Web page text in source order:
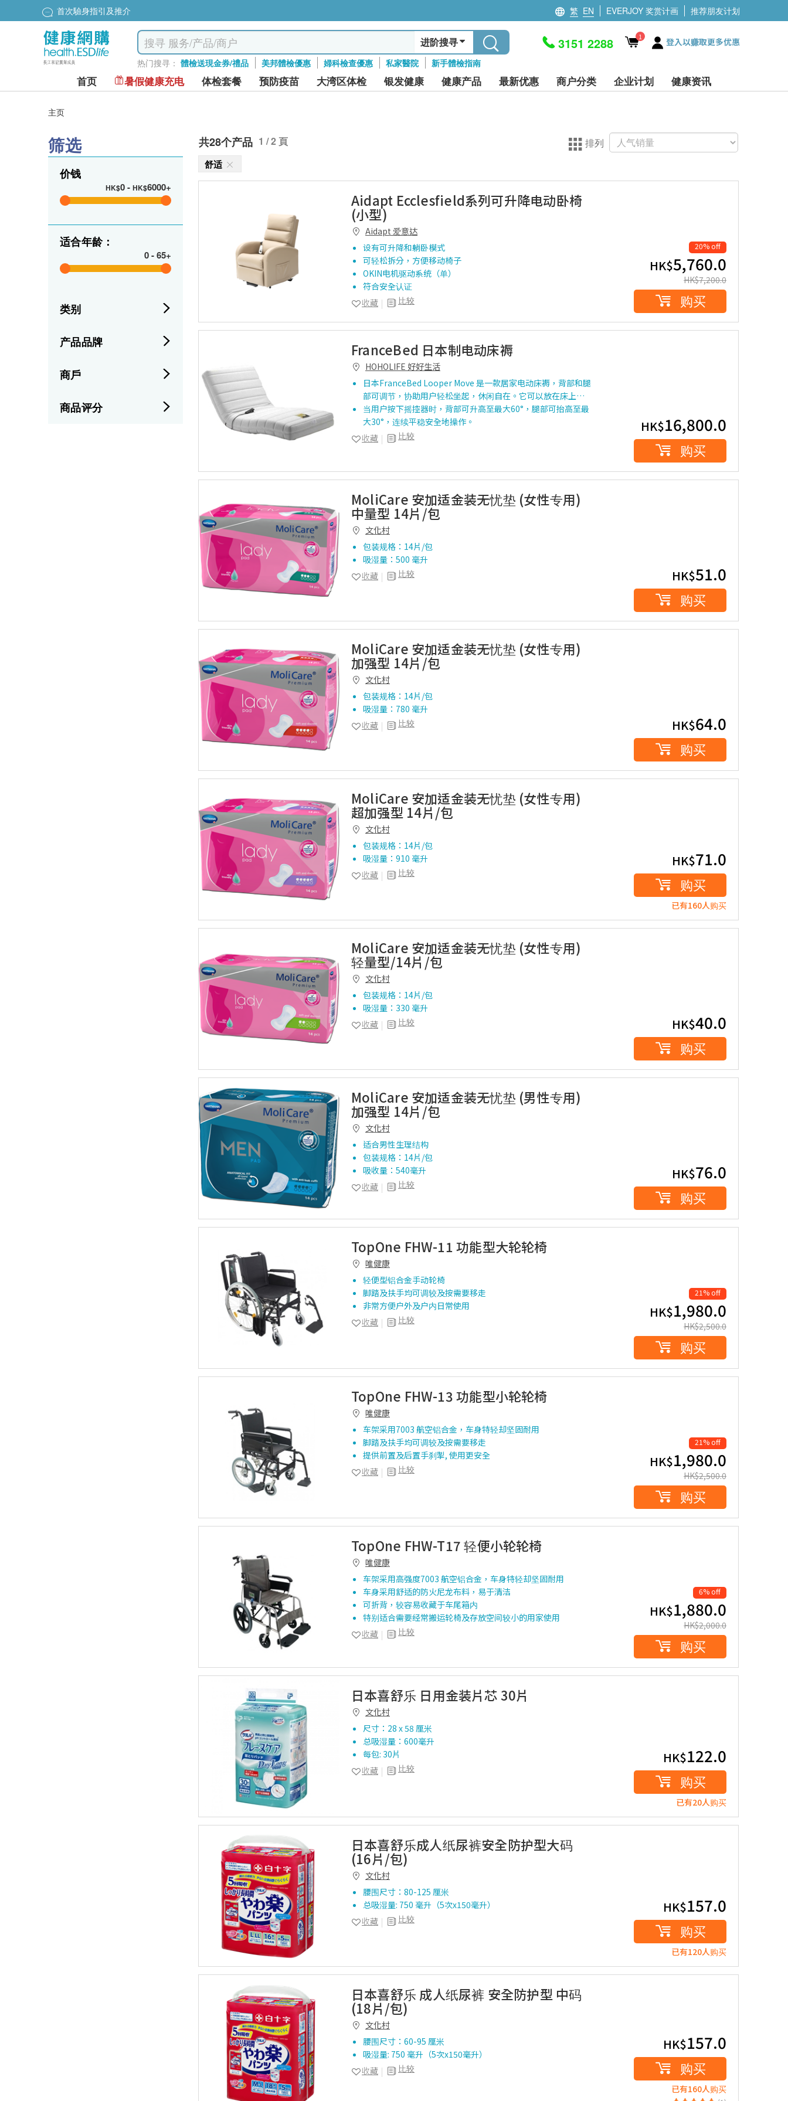
首次驗身指引及推介 繁 EN EVERJOY 奖赏计画 推荐朋友计划
进阶搜寻
热门搜寻： 體檢送現金券/禮品 美邦體檢優惠 婦科檢查優惠 私家醫院 新手體檢指南
3151 2288 1 登入以赚取更多优惠
首页 暑假健康充电 体检套餐 预防疫苗 大湾区体检 银发健康 健康产品 最新优惠 商户分类 企业计划 健康资讯
主页
筛选
价钱
HK$0- HK$6000+
适合年龄：
0-65+
类别
产品品牌
商戶
商品评分
共28个产品 1 / 2 頁 排列
舒适
Aidapt Ecclesfield系列可升降电动卧椅
(小型)
Aidapt 爱意达
设有可升降和躺卧模式
可轻松拆分，方便移动椅子
OKIN电机驱动系统（单）
符合安全认证
比较
收藏
20% off
HK$5,760.0
HK$7,200.0
购买
FranceBed 日本制电动床褥
HOHOLIFE 好好生活
日本FranceBed Looper Move 是一款居家电动床褥，背部和腿
部可调节，协助用户轻松坐起，休闲自在。它可以放在床上…
当用户按下摇控器时，背部可升高至最大60°，腿部可抬高至最
大30°，连续平稳安全地操作。
比较
收藏
HK$16,800.0
购买
MoliCare 安加适金装无忧垫 (女性专用)
中量型 14片/包
文化村
包装规格：14片/包
吸湿量：500 毫升
比较
收藏 HK$51.0
购买
MoliCare 安加适金装无忧垫 (女性专用)
加强型 14片/包
文化村
包装规格：14片/包
吸湿量：780 毫升
比较
收藏 HK$64.0
购买
MoliCare 安加适金装无忧垫 (女性专用)
超加强型 14片/包
文化村
包装规格：14片/包
吸湿量：910 毫升
比较
收藏
HK$71.0
购买
已有160人购买
MoliCare 安加适金装无忧垫 (女性专用)
轻量型/14片/包
文化村
包装规格：14片/包
吸湿量：330 毫升
比较
收藏 HK$40.0
购买
MoliCare 安加适金装无忧垫 (男性专用)
加强型 14片/包
文化村
适合男性生理结构
包装规格：14片/包
吸收量：540毫升
比较
收藏
HK$76.0
购买
TopOne FHW-11 功能型大轮轮椅
唯健康
轻便型铝合金手动轮椅
脚踏及扶手均可调较及按需要移走
非常方便户外及户内日常使用
比较
收藏
21% off
HK$1,980.0
HK$2,500.0
购买
TopOne FHW-13 功能型小轮轮椅
唯健康
车架采用7003 航空铝合金，车身特轻却坚固耐用
脚踏及扶手均可调较及按需要移走
提供前置及后置手刹掣, 使用更安全
比较
收藏
21% off
HK$1,980.0
HK$2,500.0
购买
TopOne FHW-T17 轻便小轮轮椅
唯健康
车架采用高强度7003 航空铝合金，车身特轻却坚固耐用
车身采用舒适的防火尼龙布料，易于清洁
可折背，较容易收藏于车尾箱内
特别适合需要经常搬运轮椅及存放空间较小的用家使用
比较
收藏
6% off
HK$1,880.0
HK$2,000.0
购买
日本喜舒乐 日用金装片芯 30片
文化村
尺寸：28 x 58 厘米
总吸湿量：600毫升
每包: 30片
比较
收藏
HK$122.0
购买
已有20人购买
日本喜舒乐成人纸尿裤安全防护型大码
(16片/包)
文化村
腰围尺寸：80-125 厘米
总吸湿量: 750 毫升（5次x150毫升）
比较
收藏
HK$157.0
购买
已有120人购买
日本喜舒乐 成人纸尿裤 安全防护型 中码
(18片/包)
文化村
腰围尺寸：60-95 厘米
吸湿量: 750 毫升（5次x150毫升）
比较
收藏
HK$157.0
购买
已有160人购买